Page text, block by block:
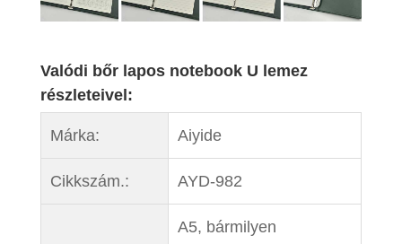
Valódi bőr lapos notebook U lemez
részleteivel:
Márka: Aiyide
Cikkszám.: AYD-982
A5, bármilyen